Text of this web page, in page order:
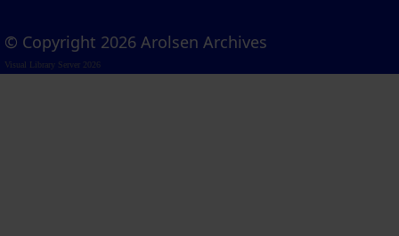
© Copyright 2026 Arolsen Archives
Visual Library Server 2026